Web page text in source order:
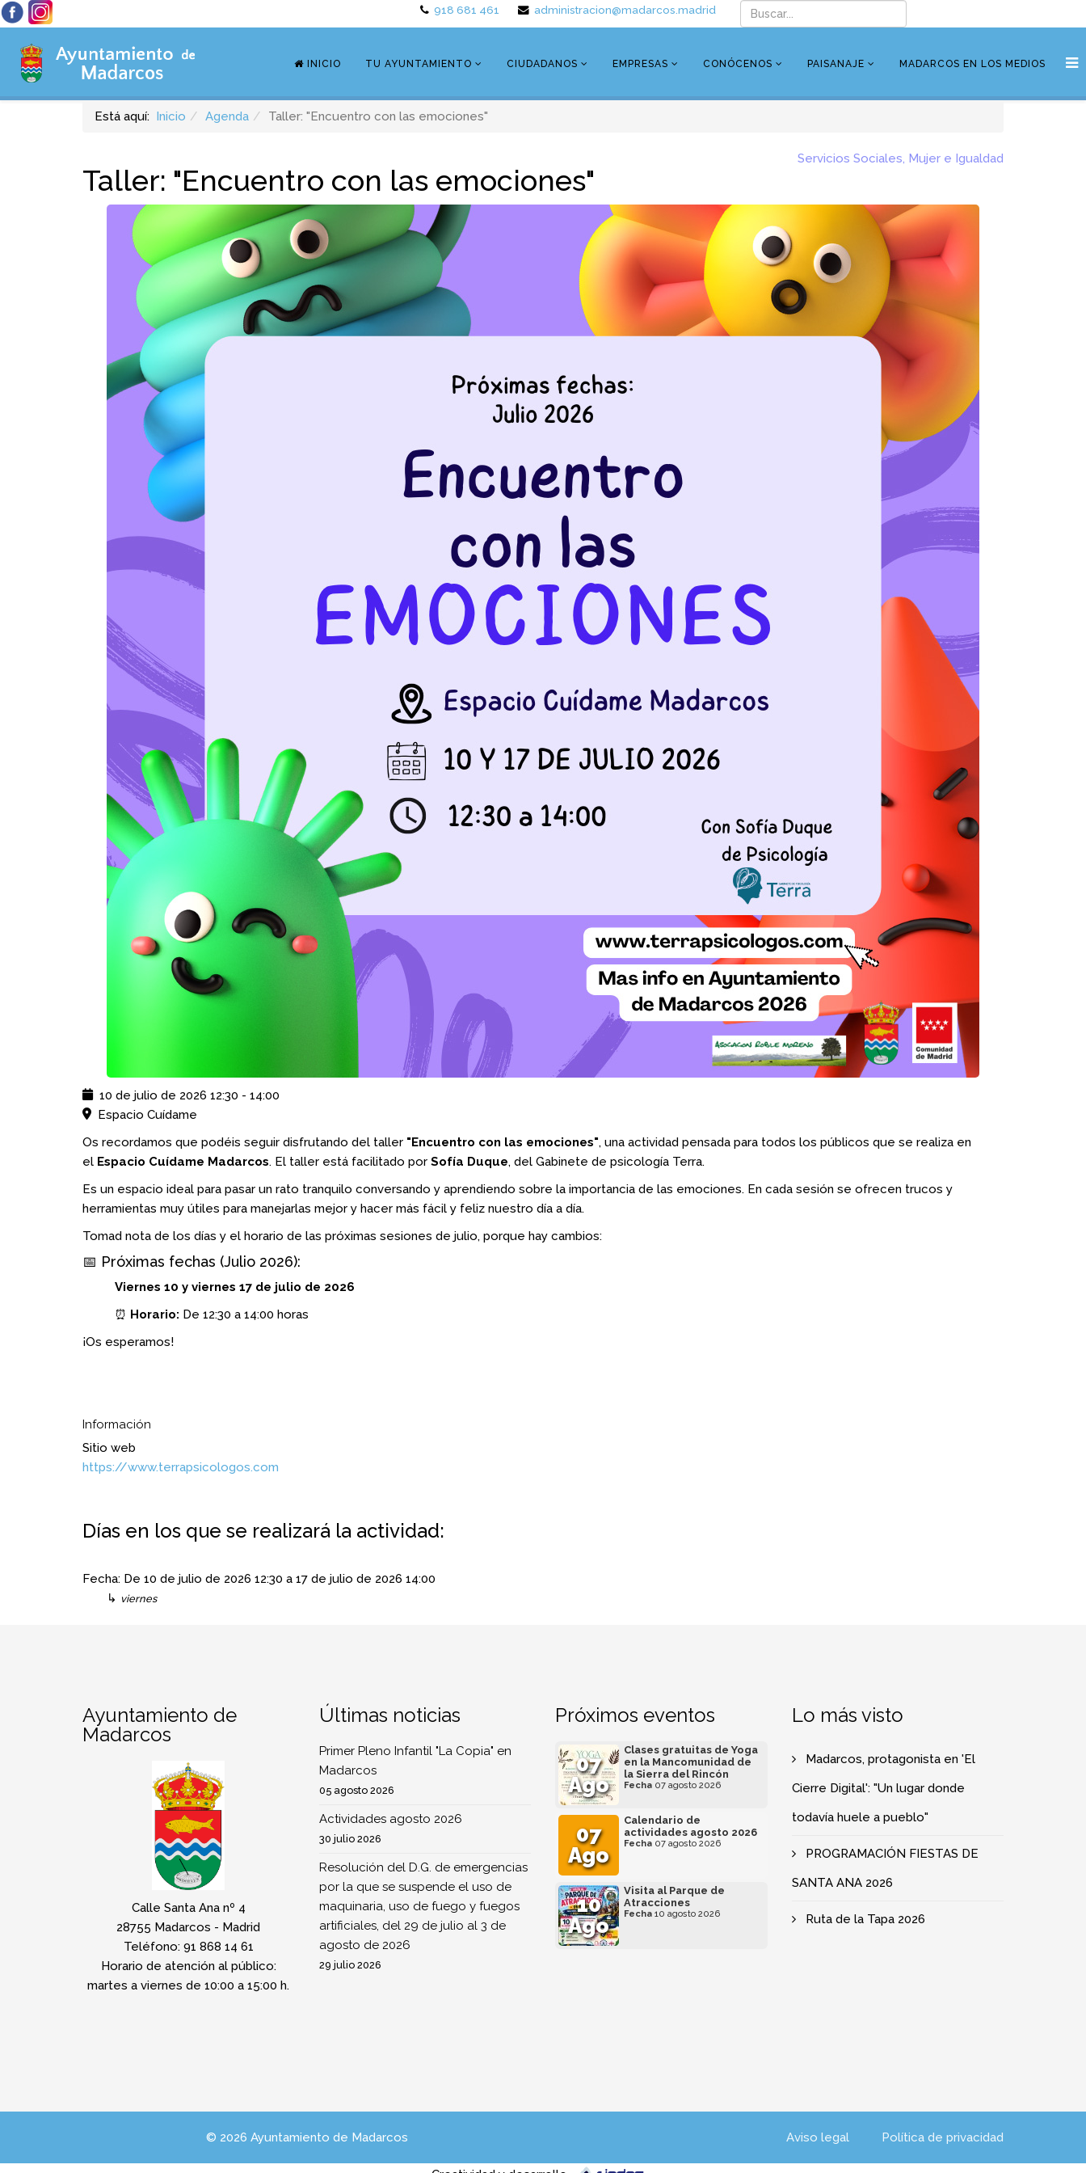
918 681 461 administracion@madarcos.madrid
INICIO TU AYUNTAMIENTO CIUDADANOS EMPRESAS CONÓCENOS PAISANAJE MADARCOS EN LOS MEDIOS
Está aquí: Inicio Agenda Taller: "Encuentro con las emociones"
Taller: "Encuentro con las emociones"
Servicios Sociales, Mujer e Igualdad
10 de julio de 2026 12:30 - 14:00
Espacio Cuídame
Os recordamos que podéis seguir disfrutando del taller "Encuentro con las emociones", una actividad pensada para todos los públicos que se realiza en
el Espacio Cuídame Madarcos. El taller está facilitado por Sofía Duque, del Gabinete de psicología Terra.
Es un espacio ideal para pasar un rato tranquilo conversando y aprendiendo sobre la importancia de las emociones. En cada sesión se ofrecen trucos y
herramientas muy útiles para manejarlas mejor y hacer más fácil y feliz nuestro día a día.
Tomad nota de los días y el horario de las próximas sesiones de julio, porque hay cambios:
📅 Próximas fechas (Julio 2026):
Viernes 10 y viernes 17 de julio de 2026
⏰ Horario: De 12:30 a 14:00 horas
¡Os esperamos!
Información
Sitio web
https://www.terrapsicologos.com
Días en los que se realizará la actividad:
Fecha: De 10 de julio de 2026 12:30 a 17 de julio de 2026 14:00
↳ viernes
Ayuntamiento de
Madarcos
Calle Santa Ana nº 4
28755 Madarcos - Madrid
Teléfono: 91 868 14 61
Horario de atención al público:
martes a viernes de 10:00 a 15:00 h.
Últimas noticias
Primer Pleno Infantil "La Copia" en
Madarcos
05 agosto 2026
Actividades agosto 2026
30 julio 2026
Resolución del D.G. de emergencias
por la que se suspende el uso de
maquinaria, uso de fuego y fuegos
artificiales, del 29 de julio al 3 de
agosto de 2026
29 julio 2026
Próximos eventos
07
Ago
Clases gratuitas de Yoga
en la Mancomunidad de
la Sierra del Rincón
Fecha 07 agosto 2026
07
Ago
Calendario de
actividades agosto 2026
Fecha 07 agosto 2026
10
Ago
Visita al Parque de
Atracciones
Fecha 10 agosto 2026
Lo más visto
Madarcos, protagonista en 'El
Cierre Digital': "Un lugar donde
todavía huele a pueblo"
PROGRAMACIÓN FIESTAS DE
SANTA ANA 2026
Ruta de la Tapa 2026
© 2026 Ayuntamiento de Madarcos Aviso legal Política de privacidad